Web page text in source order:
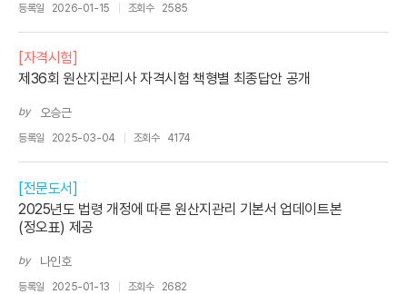
등록일 2026-01-15 조회수 2585
[자격시험]
제36회 원산지관리사 자격시험 책형별 최종답안 공개
by 오승근
등록일 2025-03-04 조회수 4174
[전문도서]
2025년도 법령 개정에 따른 원산지관리 기본서 업데이트본
(정오표) 제공
by 나인호
등록일 2025-01-13 조회수 2682